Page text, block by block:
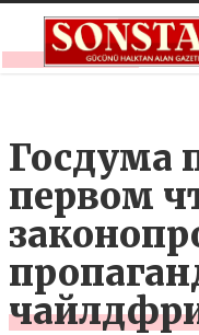
Госдума
первом